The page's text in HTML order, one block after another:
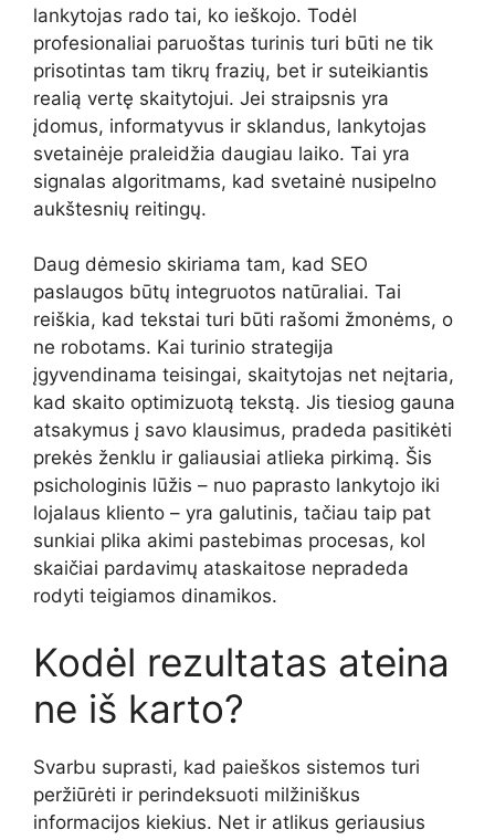
lankytojas rado tai, ko ieškojo. Todėl
profesionaliai paruoštas turinis turi būti ne tik
prisotintas tam tikrų frazių, bet ir suteikiantis
realią vertę skaitytojui. Jei straipsnis yra
įdomus, informatyvus ir sklandus, lankytojas
svetainėje praleidžia daugiau laiko. Tai yra
signalas algoritmams, kad svetainė nusipelno
aukštesnių reitingų.
Daug dėmesio skiriama tam, kad SEO
paslaugos būtų integruotos natūraliai. Tai
reiškia, kad tekstai turi būti rašomi žmonėms, o
ne robotams. Kai turinio strategija
įgyvendinama teisingai, skaitytojas net neįtaria,
kad skaito optimizuotą tekstą. Jis tiesiog gauna
atsakymus į savo klausimus, pradeda pasitikėti
prekės ženklu ir galiausiai atlieka pirkimą. Šis
psichologinis lūžis – nuo paprasto lankytojo iki
lojalaus kliento – yra galutinis, tačiau taip pat
sunkiai plika akimi pastebimas procesas, kol
skaičiai pardavimų ataskaitose nepradeda
rodyti teigiamos dinamikos.
Kodėl rezultatas ateina
ne iš karto?
Svarbu suprasti, kad paieškos sistemos turi
peržiūrėti ir perindeksuoti milžiniškus
informacijos kiekius. Net ir atlikus geriausius